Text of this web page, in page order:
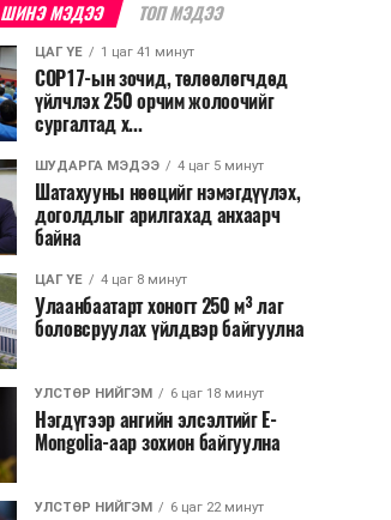
ШИНЭ МЭДЭЭ ТОП МЭДЭЭ
ЦАГ ҮЕ 1 цаг 41 минут
COP17-ын зочид, төлөөлөгчдөд
үйлчлэх 250 орчим жолоочийг
сургалтад х...
ШУДАРГА МЭДЭЭ 4 цаг 5 минут
Шатахууны нөөцийг нэмэгдүүлэх,
доголдлыг арилгахад анхаарч
байна
ЦАГ ҮЕ 4 цаг 8 минут
Улаанбаатарт хоногт 250 м³ лаг
боловсруулах үйлдвэр байгуулна
УЛСТӨР НИЙГЭМ 6 цаг 18 минут
Нэгдүгээр ангийн элсэлтийг E-
Mongolia-аар зохион байгуулна
УЛСТӨР НИЙГЭМ 6 цаг 22 минут